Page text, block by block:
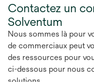
Contactez un
Solventum
Nous sommes là pour
de commerciaux peut
des ressources pour
ci-dessous pour nous